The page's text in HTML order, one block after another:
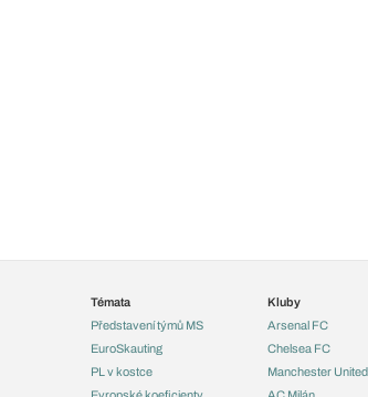
Témata
Představení týmů MS
EuroSkauting
PL v kostce
Kluby
Arsenal FC
Chelsea FC
Manchester United